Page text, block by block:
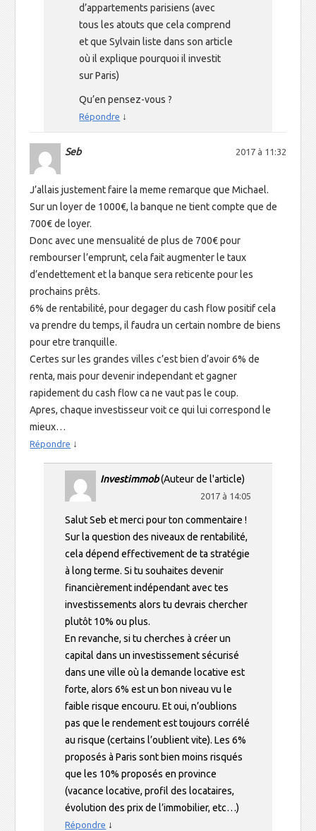
d’appartements parisiens (avec
tous les atouts que cela comprend
et que Sylvain liste dans son article
où il explique pourquoi il investit
sur Paris)
Qu’en pensez-vous ?
Répondre ↓
Seb 2017 à 11:32
J’allais justement faire la meme remarque que Michael.
Sur un loyer de 1000€, la banque ne tient compte que de
700€ de loyer.
Donc avec une mensualité de plus de 700€ pour
rembourser l’emprunt, cela fait augmenter le taux
d’endettement et la banque sera reticente pour les
prochains prêts.
6% de rentabilité, pour degager du cash flow positif cela
va prendre du temps, il faudra un certain nombre de biens
pour etre tranquille.
Certes sur les grandes villes c’est bien d’avoir 6% de
renta, mais pour devenir independant et gagner
rapidement du cash flow ca ne vaut pas le coup.
Apres, chaque investisseur voit ce qui lui correspond le
mieux…
Répondre ↓
Investimmob(Auteur de l'article)
2017 à 14:05
Salut Seb et merci pour ton commentaire !
Sur la question des niveaux de rentabilité,
cela dépend effectivement de ta stratégie
à long terme. Si tu souhaites devenir
financièrement indépendant avec tes
investissements alors tu devrais chercher
plutôt 10% ou plus.
En revanche, si tu cherches à créer un
capital dans un investissement sécurisé
dans une ville où la demande locative est
forte, alors 6% est un bon niveau vu le
faible risque encouru. Et oui, n’oublions
pas que le rendement est toujours corrélé
au risque (certains l’oublient vite). Les 6%
proposés à Paris sont bien moins risqués
que les 10% proposés en province
(vacance locative, profil des locataires,
évolution des prix de l’immobilier, etc…)
Répondre ↓